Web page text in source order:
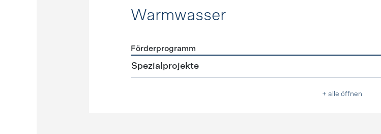
Warmwasser
Förderprogramme
Förderprogramm
Spezialprojekte
+ alle öffnen